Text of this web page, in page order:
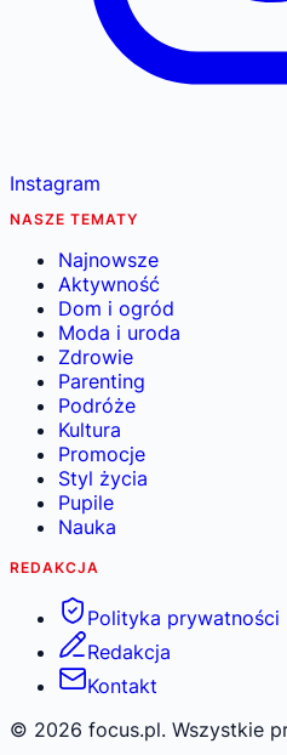
Instagram
NASZE TEMATY
Najnowsze
Aktywność
Dom i ogród
Moda i uroda
Zdrowie
Parenting
Podróże
Kultura
Promocje
Styl życia
Pupile
Nauka
REDAKCJA
Polityka prywatności
Redakcja
Kontakt
© 2026 focus.pl. Wszystkie